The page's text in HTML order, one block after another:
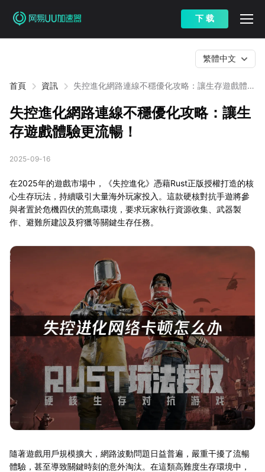
下 载
首頁 資訊
失控進化網路連線不穩優化攻略：讓生存遊戲體驗
繁體中文
失控進化網路連線不穩優化攻略：讓生
存遊戲體驗更流暢！
2025-09-16
在2025年的遊戲市場中，《失控進化》憑藉Rust正版授權打造的核
心生存玩法，持續吸引大量海外玩家投入。這款硬核對抗手遊將參
與者置於危機四伏的荒島環境，要求玩家執行資源收集、武器製
作、避難所建設及狩獵等關鍵生存任務。
隨著遊戲用戶規模擴大，網路波動問題日益普遍，嚴重干擾了流暢
體驗，甚至導致關鍵時刻的意外淘汰。在這類高難度生存環境中，